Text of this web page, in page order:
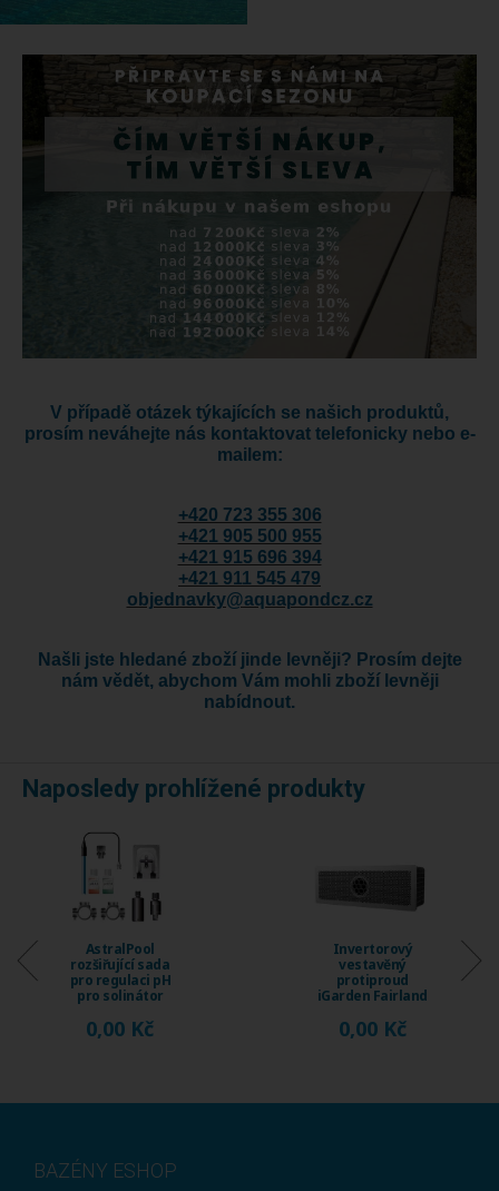
V případě otázek týkajících se našich produktů,
prosím neváhejte nás kontaktovat telefonicky nebo e-
mailem:
+420 723 355 306
+421 905 500 955
+421 915 696 394
+421 911 545 479
objednavky@aquapondcz.cz
Našli jste hledané zboží jinde levněji? Prosím dejte
nám vědět, abychom Vám mohli zboží levněji
nabídnout.
Naposledy prohlížené produkty
Invertorový
vestavěný
protiproud
iGarden Fairland
...
0,00 Kč
Invertorový
vestavěný
protiproud
iGarden Fairland
...
0,00 Kč
BAZÉNY ESHOP